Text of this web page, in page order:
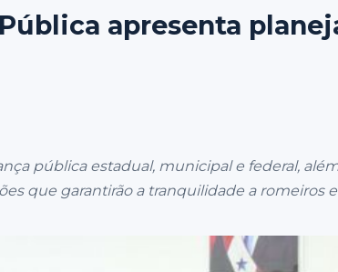
apresenta
pública estadual, municipal e federal,
que garantirão a tranquilidade a romeiros e